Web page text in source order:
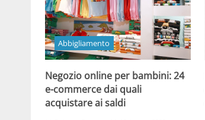
Abbigliamento
Negozio online per bambini: 24
e-commerce dai quali
acquistare ai saldi